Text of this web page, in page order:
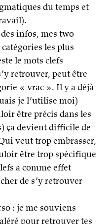
du temps et
infos, mes two
les plus
le mots clefs
retrouver, peut être
« vrac ». Il y a déjà
je l’utilise moi)
être précis dans les
ça devient difficile de
veut trop embrasser,
être trop spécifique
a comme effet
de s’y retrouver
: je me souviens
pour retrouver tes